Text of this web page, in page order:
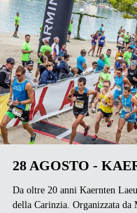
28 AGOSTO -
Da oltre 20 anni Kaernten
della Carinzia. Organizzata